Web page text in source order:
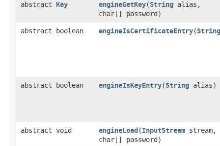
abstract Key engineGetKey​(String alias,
char[] password)
abstract boolean engineIsCertificateEntry​(String
abstract boolean engineIsKeyEntry​(String alias)
abstract void engineLoad ​(InputStream stream,
char[] password)